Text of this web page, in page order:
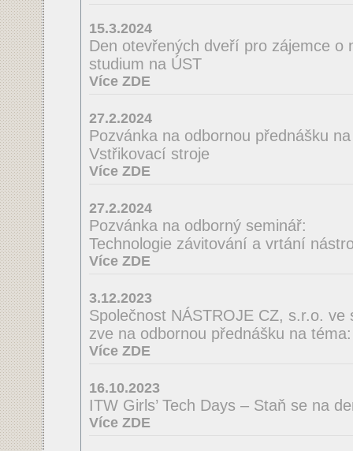
15.3.2024
Den otevřených dveří pro zájemce o
studium na ÚST
Více ZDE
27.2.2024
Pozvánka na odbornou přednášku
Vstřikovací stroje
Více ZDE
27.2.2024
Pozvánka na odborný seminář:
Technologie závitování a vrtání
Více ZDE
3.12.2023
Společnost NÁSTROJE CZ, s.r.o. ve
zve na odbornou přednášku na
Více ZDE
16.10.2023
ITW Girls’ Tech Days – Staň se na
Více ZDE